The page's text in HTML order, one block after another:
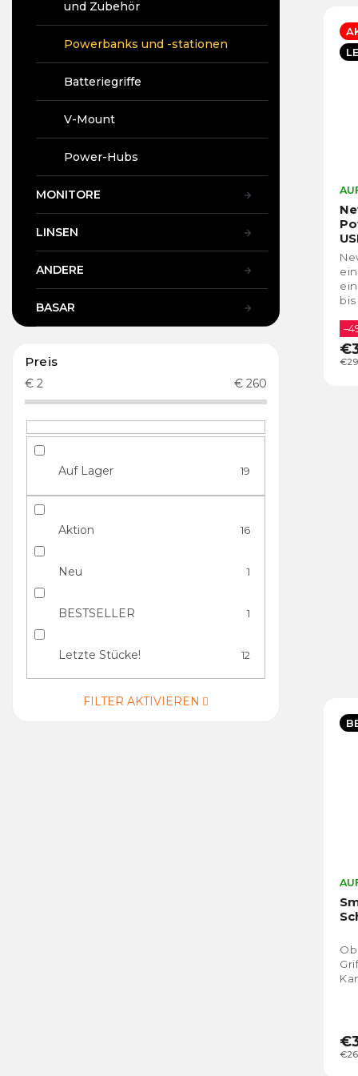
Preis
€ 2 € 260
Auf Lager 19
Aktion 16
Neu 1
BESTSELLER 1
Letzte Stücke! 12
FILTER AKTIVIEREN
und Zubehör
Powerbanks und -stationen
Batteriegriffe
V-Mount
Power-Hubs
MONITORE
LINSEN
ANDERE
BASAR